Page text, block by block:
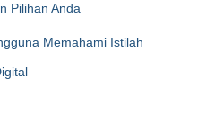
Pilihan Anda
Memahami Istilah